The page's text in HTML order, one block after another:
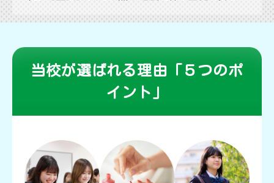
当校が選ばれる理由「５つのポ
イント」